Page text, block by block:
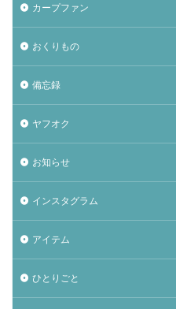
カープファン
おくりもの
備忘録
ヤフオク
お知らせ
インスタグラム
アイテム
ひとりごと